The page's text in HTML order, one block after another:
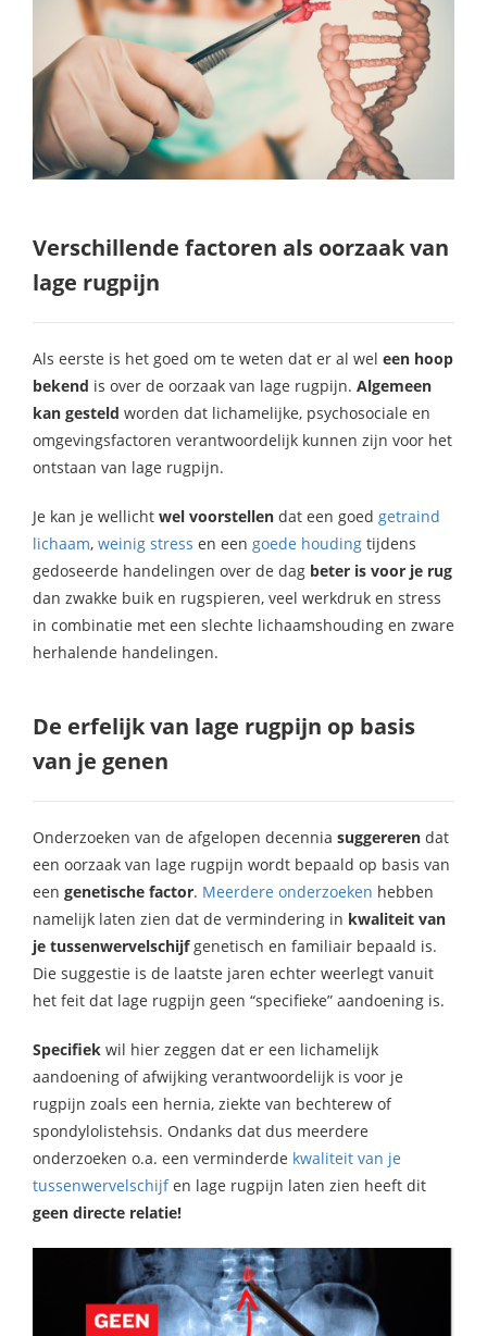
Verschillende factoren als oorzaak van
lage rugpijn
Als eerste is het goed om te weten dat er al wel een hoop
bekend is over de oorzaak van lage rugpijn. Algemeen
kan gesteld worden dat lichamelijke, psychosociale en
omgevingsfactoren verantwoordelijk kunnen zijn voor het
ontstaan van lage rugpijn.
Je kan je wellicht wel voorstellen dat een goed getraind
lichaam, weinig stress en een goede houding tijdens
gedoseerde handelingen over de dag beter is voor je rug
dan zwakke buik en rugspieren, veel werkdruk en stress
in combinatie met een slechte lichaamshouding en zware
herhalende handelingen.
De erfelijk van lage rugpijn op basis
van je genen
Onderzoeken van de afgelopen decennia suggereren dat
een oorzaak van lage rugpijn wordt bepaald op basis van
een genetische factor. Meerdere onderzoeken hebben
namelijk laten zien dat de vermindering in kwaliteit van
je tussenwervelschijfgenetisch en familiair bepaald is.
Die suggestie is de laatste jaren echter weerlegt vanuit
het feit dat lage rugpijn geen “specifieke” aandoening is.
Specifiek wil hier zeggen dat er een lichamelijk
aandoening of afwijking verantwoordelijk is voor je
rugpijn zoals een hernia, ziekte van bechterew of
spondylolistehsis. Ondanks dat dus meerdere
onderzoeken o.a. een verminderde kwaliteit van je
tussenwervelschijfen lage rugpijn laten zien heeft dit
geen directe relatie!